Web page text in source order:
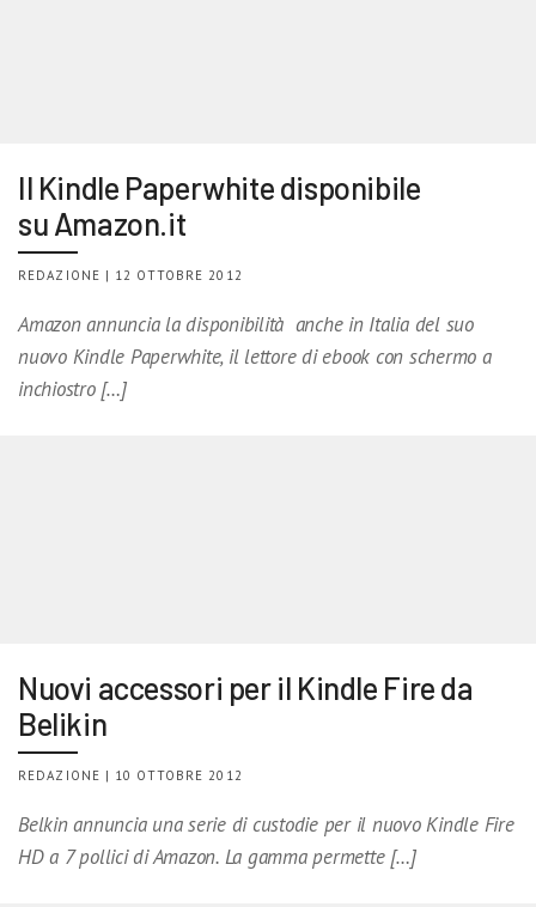
Il Kindle Paperwhite disponibile
su Amazon.it
REDAZIONE | 12 OTTOBRE 2012
Amazon annuncia la disponibilità anche in Italia del suo
nuovo Kindle Paperwhite, il lettore di ebook con schermo a
inchiostro […]
Nuovi accessori per il Kindle Fire da
Belikin
REDAZIONE | 10 OTTOBRE 2012
Belkin annuncia una serie di custodie per il nuovo Kindle Fire
HD a 7 pollici di Amazon. La gamma permette […]